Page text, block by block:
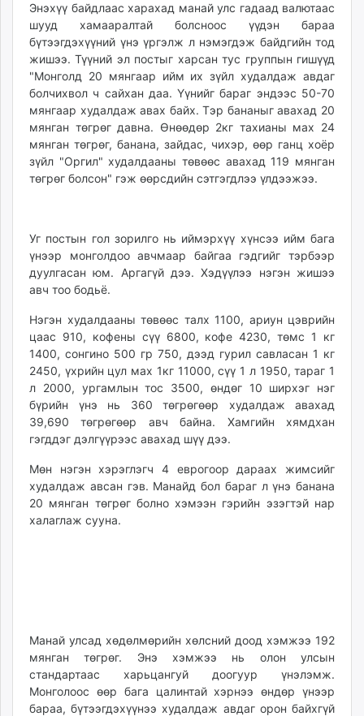
tvmongolia.mn
mass.mn
unegui.mn
assa.mn
toim.mn
paparazzi.mn
unread.today
Энэхүү байдлаас харахад манай улс гадаад валютаас
шууд хамааралтай болсноос үүдэн бараа
бүтээгдэхүүний үнэ үргэлж л нэмэгдэж байдгийн тод
жишээ. Түүний эл постыг харсан тус группын гишүүд
"Монголд 20 мянгаар ийм их зүйл худалдаж авдаг
болчихвол ч сайхан даа. Үүнийг бараг эндээс 50-70
мянгаар худалдаж авах байх. Тэр бананыг авахад 20
мянган төгрөг давна. Өнөөдөр 2кг тахианы мах 24
мянган төгрөг, банана, зайдас, чихэр, өөр ганц хоёр
зүйл "Оргил" худалдааны төвөөс авахад 119 мянган
төгрөг болсон" гэж өөрсдийн сэтгэгдлээ үлдээжээ.
Уг постын гол зорилго нь иймэрхүү хүнсээ ийм бага
үнээр монголдоо авчмаар байгаа гэдгийг тэрбээр
дуулгасан юм. Аргагүй дээ. Хэдүүлээ нэгэн жишээ
авч тоо бодьё.
Нэгэн худалдааны төвөөс талх 1100, ариун цэврийн
цаас 910, кофены сүү 6800, кофе 4230, төмс 1 кг
1400, сонгино 500 гр 750, дээд гурил савласан 1 кг
2450, үхрийн цул мах 1кг 11000, сүү 1 л 1950, тараг 1
л 2000, ургамлын тос 3500, өндөг 10 ширхэг нэг
бүрийн үнэ нь 360 төгрөгөөр худалдаж авахад
39,690 төгрөгөөр авч байна. Хамгийн хямдхан
гэгддэг дэлгүүрээс авахад шүү дээ.
Мөн нэгэн хэрэглэгч 4 еврогоор дараах жимсийг
худалдаж авсан гэв. Манайд бол бараг л үнэ банана
20 мянган төгрөг болно хэмээн гэрийн эзэгтэй нар
халаглаж сууна.
Манай улсад хөдөлмөрийн хөлсний доод хэмжээ 192
мянган төгрөг. Энэ хэмжээ нь олон улсын
стандартаас харьцангуй доогуур үнэлэмж.
Монголоос өөр бага цалинтай хэрнээ өндөр үнээр
бараа, бүтээгдэхүүнээ худалдаж авдаг орон байхгүй